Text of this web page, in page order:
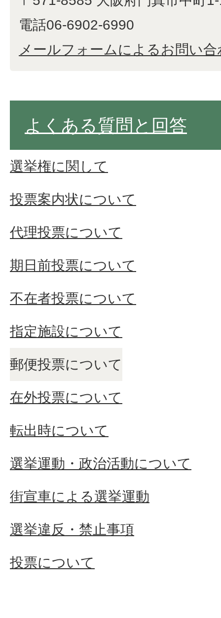
電話06-6902-6990
メールフォームによるお問い合
よくある質問と回答
選挙権に関して
投票案内状について
代理投票について
期日前投票について
不在者投票について
指定施設について
郵便投票について
在外投票について
転出時について
選挙運動・政治活動について
街宣車による選挙運動
選挙違反・禁止事項
投票について